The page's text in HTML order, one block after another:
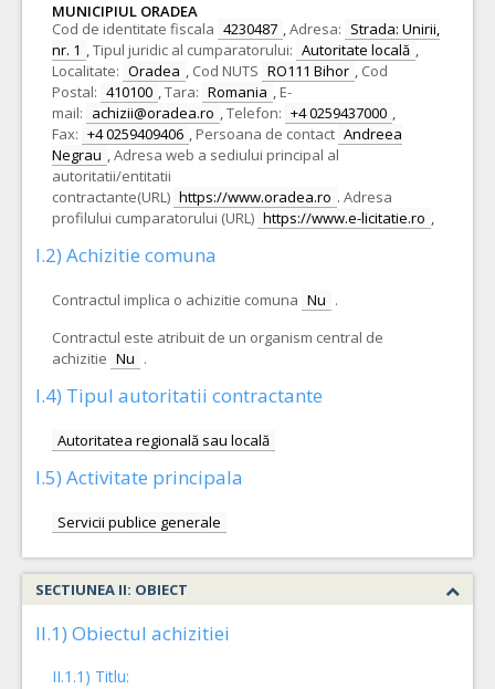
MUNICIPIUL ORADEA
Cod de identitate fiscala 4230487 ,Adresa: Strada: Unirii,
nr. 1 ,Tipul juridic al cumparatorului: Autoritate locală ,
Localitate: Oradea , Cod NUTS RO111 Bihor , Cod
Postal: 410100 ,Tara: Romania , E-
mail: achizii@oradea.ro ,Telefon: +4 0259437000 ,
Fax: +4 0259409406 , Persoana de contact Andreea
Negrau ,Adresa web a sediului principal al
autoritatii/entitatii
contractante(URL) https://www.oradea.ro . Adresa
profilului cumparatorului (URL) https://www.e-licitatie.ro ,
I.2) Achizitie comuna
Contractul implica o achizitie comuna Nu .
Contractul este atribuit de un organism central de
achizitie Nu .
I.4) Tipul autoritatii contractante
Autoritatea regională sau locală
I.5) Activitate principala
Servicii publice generale
SECTIUNEA II: OBIECT
II.1) Obiectul achizitiei
II.1.1) Titlu: